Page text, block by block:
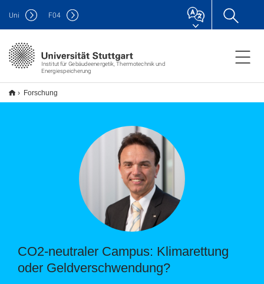
Institut für Gebäudeenergetik, Thermotechnik und
Energiespeicherung
Uni F04
Forschung
CO2-neutraler Campus: Klimarettung
oder Geldverschwendung?